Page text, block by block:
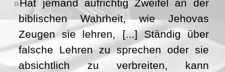
Hat jemand aufrichtig Zweifel an der
biblischen Wahrheit, wie Jehovas
Zeugen sie lehren, [...] Ständig über
falsche Lehren zu sprechen oder sie
absichtlich zu verbreiten, kann